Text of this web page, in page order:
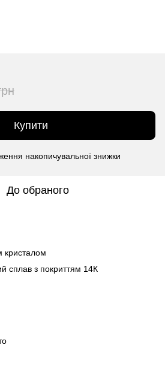
Купити
накопичувальної знижки
До обраного
кристалом
сплав з покриттям 14К